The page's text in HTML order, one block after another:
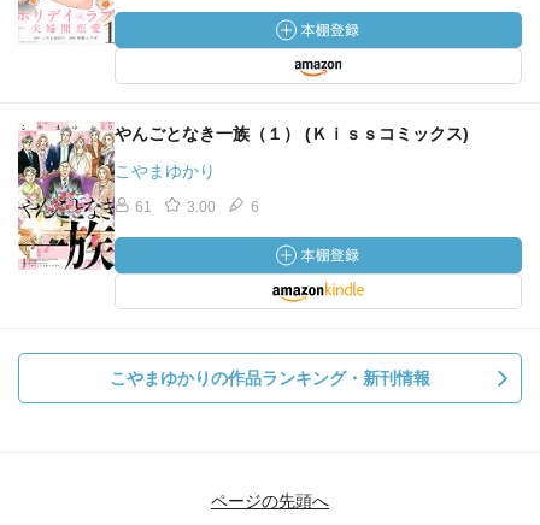
やんごとなき一族（１） (Ｋｉｓｓコミックス)
こやまゆかり
61 3.00 6
こやまゆかりの作品ランキング・新刊情報
ページの先頭へ